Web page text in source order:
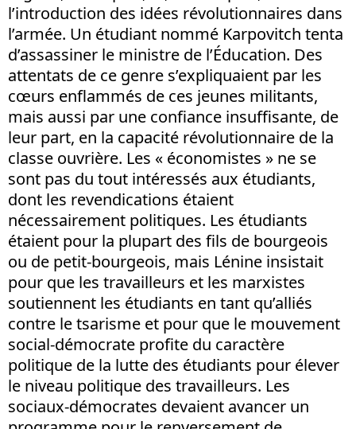
l’introduction des idées révolutionnaires dans
l’armée. Un étudiant nommé Karpovitch tenta
d’assassiner le ministre de l’Éducation. Des
attentats de ce genre s’expliquaient par les
cœurs enflammés de ces jeunes militants,
mais aussi par une confiance insuffisante, de
leur part, en la capacité révolutionnaire de la
classe ouvrière. Les « économistes » ne se
sont pas du tout intéressés aux étudiants,
dont les revendications étaient
nécessairement politiques. Les étudiants
étaient pour la plupart des fils de bourgeois
ou de petit-bourgeois, mais Lénine insistait
pour que les travailleurs et les marxistes
soutiennent les étudiants en tant qu’alliés
contre le tsarisme et pour que le mouvement
social-démocrate profite du caractère
politique de la lutte des étudiants pour élever
le niveau politique des travailleurs. Les
sociaux-démocrates devaient avancer un